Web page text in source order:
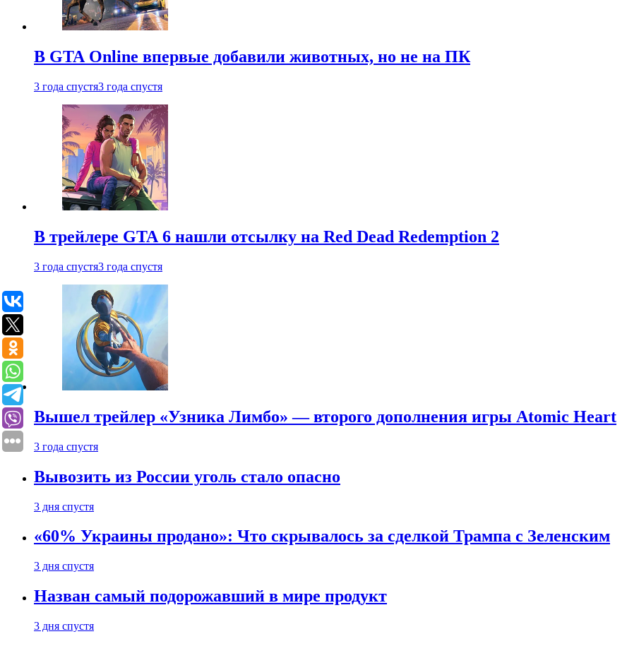
В GTA Online впервые добавили животных, но не на ПК
3 года спустя3 года спустя
В трейлере GTA 6 нашли отсылку на Red Dead Redemption 2
3 года спустя3 года спустя
Вышел трейлер «Узника Лимбо» — второго дополнения игры Atomic Heart
3 года спустя
Вывозить из России уголь стало опасно
3 дня спустя
«60% Украины продано»: Что скрывалось за сделкой Трампа с Зеленским
3 дня спустя
Назван самый подорожавший в мире продукт
3 дня спустя